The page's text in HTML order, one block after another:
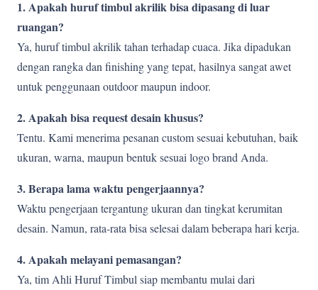
1. Apakah huruf timbul akrilik bisa dipasang di luar
ruangan?
Ya, huruf timbul akrilik tahan terhadap cuaca. Jika dipadukan
dengan rangka dan finishing yang tepat, hasilnya sangat awet
untuk penggunaan outdoor maupun indoor.
2. Apakah bisa request desain khusus?
Tentu. Kami menerima pesanan custom sesuai kebutuhan, baik
ukuran, warna, maupun bentuk sesuai logo brand Anda.
3. Berapa lama waktu pengerjaannya?
Waktu pengerjaan tergantung ukuran dan tingkat kerumitan
desain. Namun, rata-rata bisa selesai dalam beberapa hari kerja.
4. Apakah melayani pemasangan?
Ya, tim Ahli Huruf Timbul siap membantu mulai dari